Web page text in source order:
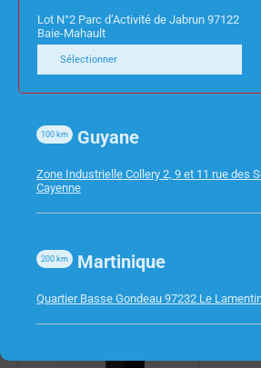
HUB 7 PORTS USB 3.0
HUBUSB7ALU3 TNB
RJ9
Lot N°2 Parc d’Activité de Jabrun 97122
Baie-Mahault
Sélectionner
Guyane
100 km
Zone Industrielle Collery 2, 9 et 11 rue des
Cayenne
Martinique
200 km
Quartier Basse Gondeau 97232 Le